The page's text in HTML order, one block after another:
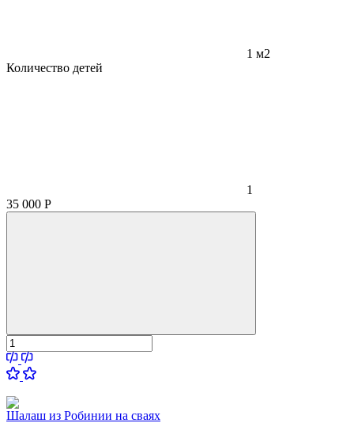
1 м2
Количество детей
1
35 000 Р
Шалаш из Робинии на сваях